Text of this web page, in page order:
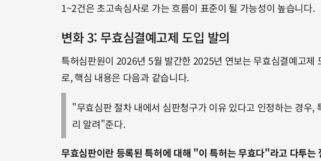
1~2건은 초고속심사로 가는 흐름이 표준이 될 가능성이 높습니다.
변화 3: 무효심결예고제 도입 발의
특허심판원이 2026년 5월 발간한 2025년 연보는 무효심결예고
로, 핵심 내용은 다음과 같습니다.
"무효심판 절차 내에서 심판청구가 이유 있다고 인정하는 경우
리 알려"준다.
무효심판이란 등록된 특허에 대해 "이 특허는 무효다"라고 다투는